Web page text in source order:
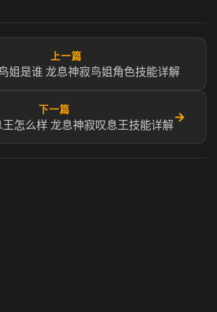
上一篇
姐是谁 龙息神寂鸟姐角色技能详解
下一篇
怎么样 龙息神寂叹息王技能详解
→